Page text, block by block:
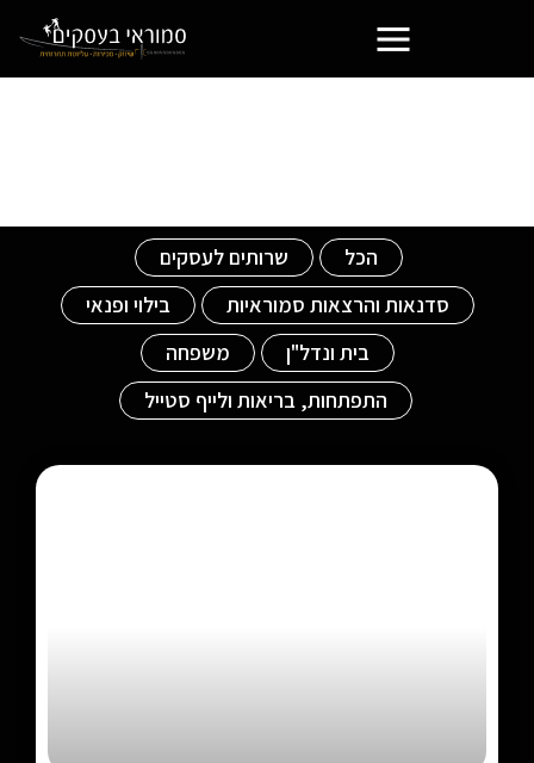
הכל
שרותים לעסקים
סדנאות והרצאות סמוראיות
בילוי ופנאי
בית ונדל"ן
משפחה
התפתחות, בריאות ולייף סטייל